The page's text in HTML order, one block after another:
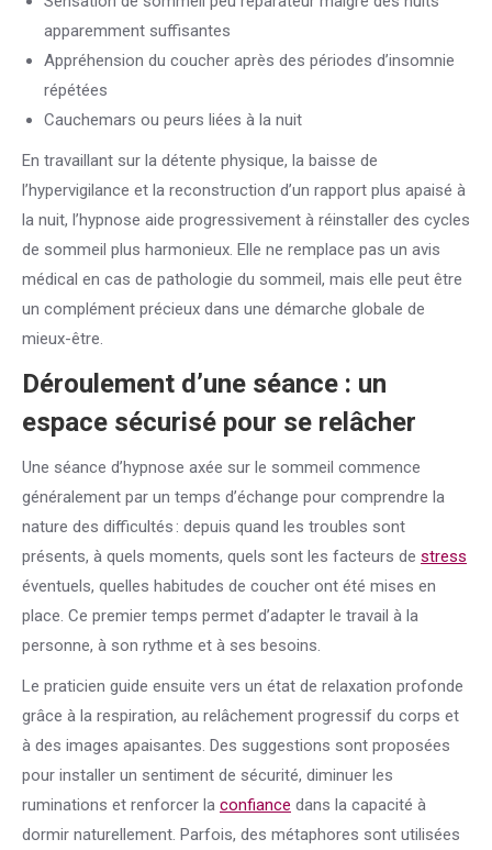
apparemment suffisantes
Appréhension du coucher après des périodes d’insomnie
répétées
Cauchemars ou peurs liées à la nuit
En travaillant sur la détente physique, la baisse de
l’hypervigilance et la reconstruction d’un rapport plus apaisé à
la nuit, l’hypnose aide progressivement à réinstaller des cycles
de sommeil plus harmonieux. Elle ne remplace pas un avis
médical en cas de pathologie du sommeil, mais elle peut être
un complément précieux dans une démarche globale de
mieux-être.
Déroulement d’une séance : un
espace sécurisé pour se relâcher
Une séance d’hypnose axée sur le sommeil commence
généralement par un temps d’échange pour comprendre la
nature des difficultés : depuis quand les troubles sont
présents, à quels moments, quels sont les facteurs de stress
éventuels, quelles habitudes de coucher ont été mises en
place. Ce premier temps permet d’adapter le travail à la
personne, à son rythme et à ses besoins.
Le praticien guide ensuite vers un état de relaxation profonde
grâce à la respiration, au relâchement progressif du corps et
à des images apaisantes. Des suggestions sont proposées
pour installer un sentiment de sécurité, diminuer les
ruminations et renforcer la confiance dans la capacité à
dormir naturellement. Parfois, des métaphores sont utilisées